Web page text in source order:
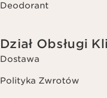
Deodorant
Dział Obsługi
Dostawa
Polityka Zwrotów